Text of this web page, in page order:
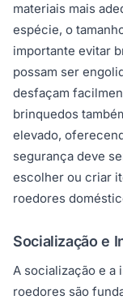
materiais mais
espécie, o
importante evitar
possam ser
desfaçam
brinquedos
elevado,
segurança deve
escolher ou criar
roedores
Socialização e
A socialização e a
roedores são